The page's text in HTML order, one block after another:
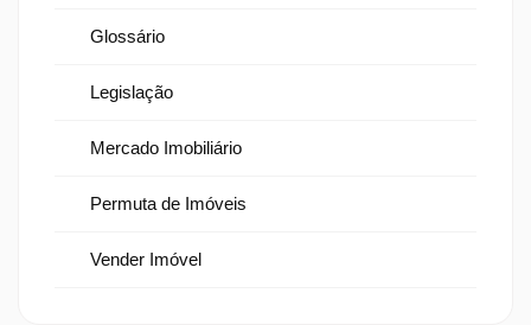
Glossário
Legislação
Mercado Imobiliário
Permuta de Imóveis
Vender Imóvel